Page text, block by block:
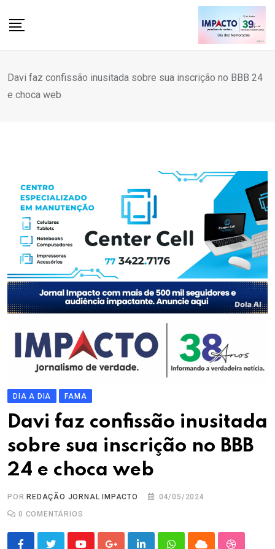
Davi faz confissão inusitada sobre sua inscrição no BBB 24
e choca web
DIA A DIA FAMA
Davi faz confissão inusitada
sobre sua inscrição no BBB
24 e choca web
POR REDAÇÃO JORNAL IMPACTO
04/05/2024
0 COMENTÁRIOS